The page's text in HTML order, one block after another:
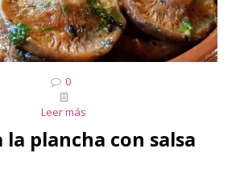
0
Leer más
la plancha con salsa